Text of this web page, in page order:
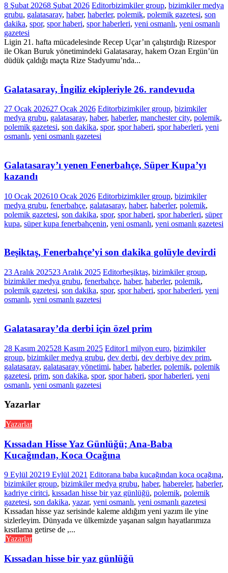
8 Şubat 20268 Şubat 2026 Editorbizimkiler group, bizimkiler medya
grubu, galatasaray, haber, haberler, polemik, polemik gazetesi, son
dakika, spor, spor haberi, spor haberleri, yeni osmanlı, yeni osmanlı
gazetesi
Ligin 21. hafta mücadelesinde Recep Uçar’ın çalıştırdığı Rizespor
ile Okan Buruk yönetimindeki Galatasaray, hakem Ozan Ergün’ün
düdük çaldığı maçta Rize Stadyumu’nda...
Galatasaray, İngiliz ekipleriyle 26. randevuda
27 Ocak 202627 Ocak 2026 Editorbizimkiler group, bizimkiler
medya grubu, galatasaray, haber, haberler, manchester city, polemik,
polemik gazetesi, son dakika, spor, spor haberi, spor haberleri, yeni
osmanlı, yeni osmanlı gazetesi
Galatasaray’ı yenen Fenerbahçe, Süper Kupa’yı
kazandı
10 Ocak 202610 Ocak 2026 Editorbizimkiler group, bizimkiler
medya grubu, fenerbahçe, galatasaray, haber, haberler, polemik,
polemik gazetesi, son dakika, spor, spor haberi, spor haberleri, süper
kupa, süper kupa fenerbahçenin, yeni osmanlı, yeni osmanlı gazetesi
Beşiktaş, Fenerbahçe’yi son dakika golüyle devirdi
23 Aralık 202523 Aralık 2025 Editorbeşiktaş, bizimkiler group,
bizimkiler medya grubu, fenerbahçe, haber, haberler, polemik,
polemik gazetesi, son dakika, spor, spor haberi, spor haberleri, yeni
osmanlı, yeni osmanlı gazetesi
Galatasaray’da derbi için özel prim
28 Kasım 202528 Kasım 2025 Editor1 milyon euro, bizimkiler
group, bizimkiler medya grubu, dev derbi, dev derbiye dev prim,
galatasaray, galatasaray yönetimi, haber, haberler, polemik, polemik
gazetesi, prim, son dakika, spor, spor haberi, spor haberleri, yeni
osmanlı, yeni osmanlı gazetesi
Yazarlar
Yazarlar
Kıssadan Hisse Yaz Günlüğü; Ana-Baba
Kucağından, Koca Ocağına
9 Eylül 20219 Eylül 2021 Editorana baba kucağından koca ocağına,
bizimkiler group, bizimkiler medya grubu, haber, habereler, haberler,
kadriye ciritci, kıssadan hisse bir yaz günlüğü, polemik, polemik
gazetesi, son dakika, yazar, yeni osmanlı, yeni osmanlı gazetesi
Kıssadan hisse yaz serisinde kaleme aldığım yeni yazım ile yine
sizlerleyim. Dünyada ve ülkemizde yaşanan salgın hayatlarımıza
kısıtlama getirse de ,...
Yazarlar
Kıssadan hisse bir yaz günlüğü